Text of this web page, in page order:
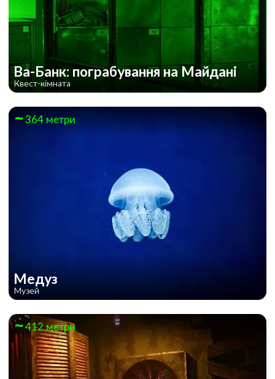
Ва-Банк: пограбування на Майдані
Квест-кімната
364 метри
Медуз
Музей
412 метри